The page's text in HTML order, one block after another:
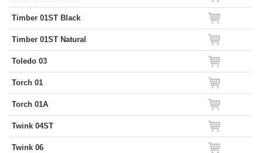
Timber 01ST Black
Timber 01ST Natural
Toledo 03
Torch 01
Torch 01A
Twink 04ST
Twink 06